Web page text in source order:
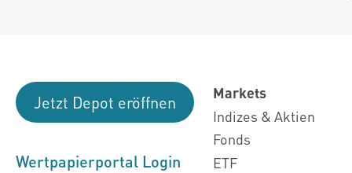
Jetzt Depot eröffnen
Wertpapierportal Login
Markets
Indizes & Aktien
Fonds
ETF